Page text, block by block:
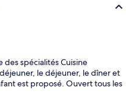
des spécialités Cuisine
le déjeuner, le dîner et
est proposé. Ouvert tous les